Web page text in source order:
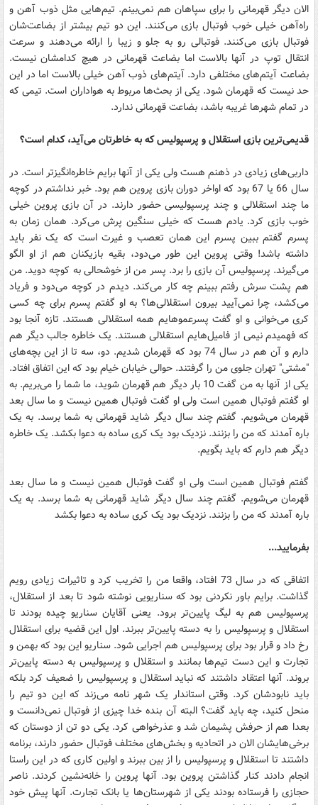
الان دیگر قهرمانی را برای سپاهان هم نمی‌بینم. تیم‌هایی مثل ذوب‌ آهن و
راه‌آهن خیلی خوب فوتبال بازی می‌کنند. این دو تیم بیشتر از بضاعت‌شان
فوتبال بازی می‌کنند. فوتبالی رو به جلو و زیبا را ارائه می‌دهند و سرعت
انتقال توپ در آنها بالاست اما بضاعت قهرمانی در هیچ کدامشان نیست.
بضاعت آیتم‌های مختلفی دارد. آیتم‌های ذوب آهن خیلی بالاست اما در این
حد نیست که قهرمان شود. یکی از بحث‌ها مربوط به هواداران است. تیمی که
در تمام شهرها غریبه باشد، بضاعت قهرمانی ندارد.
قدیمی‌ترین بازی استقلال و پرسپولیس که به خاطرتان می‌آید، کدام است؟
داربی‌های زیادی در ذهنم هست ولی یکی از آنها برایم خاطره‌انگیزتر است. در
سال 66 یا 67 بود که اواخر دوران بازی پروین هم بود. خبر نداشتم در کوچه
ما چند استقلالی و چند پرسپولیسی حضور دارند. در آن بازی پروین خیلی
خوب بازی کرد. یادم هست که خیلی سنگین پرش می‌کرد. همان زمان به
پسرم گفتم ببین پسرم این همان تعصب و غیرت است که یک نفر باید
داشته باشد! وقتی پروین این طور می‌دود، بقیه بازیکنان هم از او الگو
می‌گیرند. پرسپولیس آن بازی را برد. پسر من از خوشحالی به کوچه دوید. من
هم پشت سرش رفتم ببینم چه کار می‌کند. دیدم در کوچه می‌دود و فریاد
می‌کشد، چرا نمی‌آیید بیرون استقلالی‌ها؟ به او گفتم پسرم برای چه کسی
کری می‌خوانی و او گفت پسرعموهایم همه استقلالی هستند. تازه آنجا بود
که فهمیدم نیمی از فامیل‌هایم استقلالی هستند. یک خاطره جالب دیگر هم
دارم و آن هم در سال 74 بود که قهرمان شدیم. دو، سه تا از این بچه‌های
"مشتی" تهران جلوی من را گرفتند. حوالی خیابان خیام بود که این اتفاق افتاد.
یکی از آنها به من گفت 10 بار دیگر هم قهرمان شوید، ما شما را می‌بریم. به
او گفتم فوتبال همین است ولی او گفت فوتبال همین نیست و ما سال بعد
قهرمان می‌شویم. گفتم چند سال دیگر شاید قهرمانی به شما برسد. به یک
باره آمدند که من را بزنند. نزدیک بود یک کری ساده به دعوا بکشد. یک خاطره
دیگر هم دارم که باید بگویم.
گفتم فوتبال همین است ولی او گفت فوتبال همین نیست و ما سال بعد
قهرمان می‌شویم. گفتم چند سال دیگر شاید قهرمانی به شما برسد. به یک
باره آمدند که من را بزنند. نزدیک بود یک کری ساده به دعوا بکشد
بفرمایید...
اتفاقی که در سال 73 افتاد، واقعا من را تخریب کرد و تاثیرات زیادی رویم
گذاشت. برایم باور نکردنی بود که سناریویی نوشته شود تا بعد از استقلال،
پرسپولیس هم به لیگ پایین‌تر برود. یعنی آقایان سناریو چیده بودند تا
استقلال و پرسپولیس را به دسته پایین‌تر ببرند. اول این قضیه برای استقلال
رخ داد و قرار بود برای پرسپولیس هم اجرایی شود. سناریو این بود که بهمن و
تجارت و این دست تیم‌ها بمانند و استقلال و پرسپولیس به دسته پایین‌تر
بروند. آنها اعتقاد داشتند که نباید استقلال و پرسپولیس را ضعیف کرد بلکه
باید نابودشان کرد. وقتی استاندار یک شهر نامه می‌زند که این دو تیم را
منحل کنید، چه باید گفت؟ البته آن بنده خدا چیزی از فوتبال نمی‌دانست و
بعدا هم از حرفش پشیمان شد و عذرخواهی کرد. یکی دو تن از دوستان که
برخی‌هایشان الان در اتحادیه و بخش‌های مختلف فوتبال حضور دارند، برنامه
داشتند تا استقلال و پرسپولیس را از بین ببرند و اولین کاری که در این راستا
انجام دادند کنار گذاشتن پروین بود. آنها پروین را خانه‌نشین کردند. ناصر
حجازی را فرستاده بودند یکی از شهرستان‌ها یا بانک تجارت. آنها پیش خود